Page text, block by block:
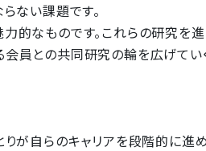
ない課題です。
的なものです。これらの研究を
員との共同研究の輪を広げてい
が自らのキャリアを段階的に進